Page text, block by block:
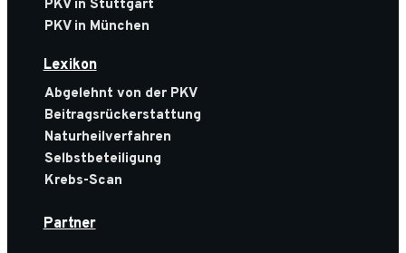
PKV in Stuttgart
PKV in München
Lexikon
Abgelehnt von der PKV
Beitragsrückerstattung
Naturheilverfahren
Selbstbeteiligung
Krebs-Scan
Partner